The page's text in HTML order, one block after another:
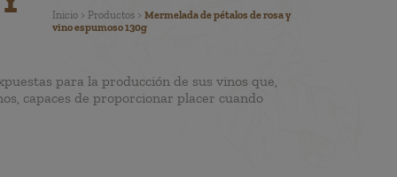
Inicio> Productos> Mermelada de pétalos de rosa y
vino espumoso 130g
para la producción de sus vinos que,
capaces de proporcionar placer cuando